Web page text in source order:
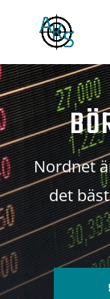
Nordnet
det